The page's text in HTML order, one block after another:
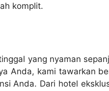
komplit.
yang nyaman
Anda, kami tawarkan
Anda. Dari hotel